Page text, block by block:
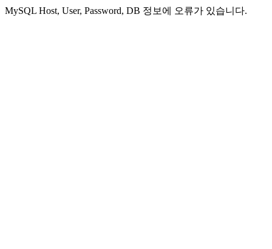
MySQL Host, User, Password, DB 정보에 오류가 있습니다.